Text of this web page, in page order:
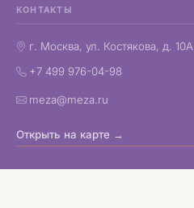
КОНТАКТЫ
г. Москва, ул. Костякова, д. 10А
+7 499 976-04-98
meza@meza.ru
Открыть на карте →